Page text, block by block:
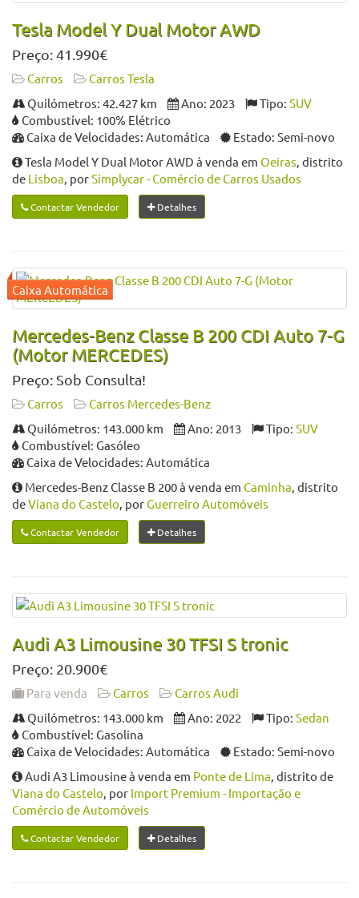
Tesla Model Y Dual Motor AWD
Preço: 41.990€
Carros
Carros Tesla
Quilómetros: 42.427 km
Ano: 2023 Tipo: SUV
Combustível: 100% Elétrico
Caixa de Velocidades: Automática
Estado: Semi-novo
Tesla Model Y Dual Motor AWD à venda em Oeiras, distrito
de Lisboa, porSimplycar - Comércio de Carros Usados
Contactar Vendedor Detalhes
Mercedes-Benz Classe B 200 CDI Auto 7-G
(Motor MERCEDES)
Preço: Sob Consulta!
Carros
Carros Mercedes-Benz
Quilómetros: 143.000 km
Ano: 2013 Tipo: SUV
Combustível: Gasóleo
Caixa de Velocidades: Automática
Mercedes-Benz Classe B 200 à venda em Caminha, distrito
deViana do Castelo, porGuerreiro Automóveis
Contactar Vendedor Detalhes
Audi A3 Limousine 30 TFSI S tronic
Preço: 20.900€
Para venda Carros
Carros Audi
Quilómetros: 143.000 km
Ano: 2022 Tipo: Sedan
Combustível: Gasolina
Caixa de Velocidades: Automática
Estado: Semi-novo
Audi A3 Limousine à venda em Ponte de Lima, distrito de
Viana do Castelo, por Import Premium - Importação e
Comércio de Automóveis
Contactar Vendedor Detalhes